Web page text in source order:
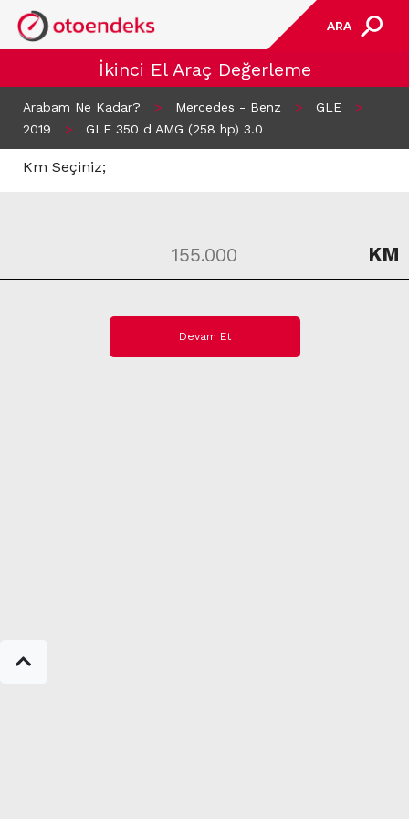
ARA
İkinci El Araç Değerleme
Arabam Ne Kadar? > Mercedes - Benz > GLE
>
2019
> GLE 350 d AMG (258 hp) 3.0
Km Seçiniz;
KM
Devam Et